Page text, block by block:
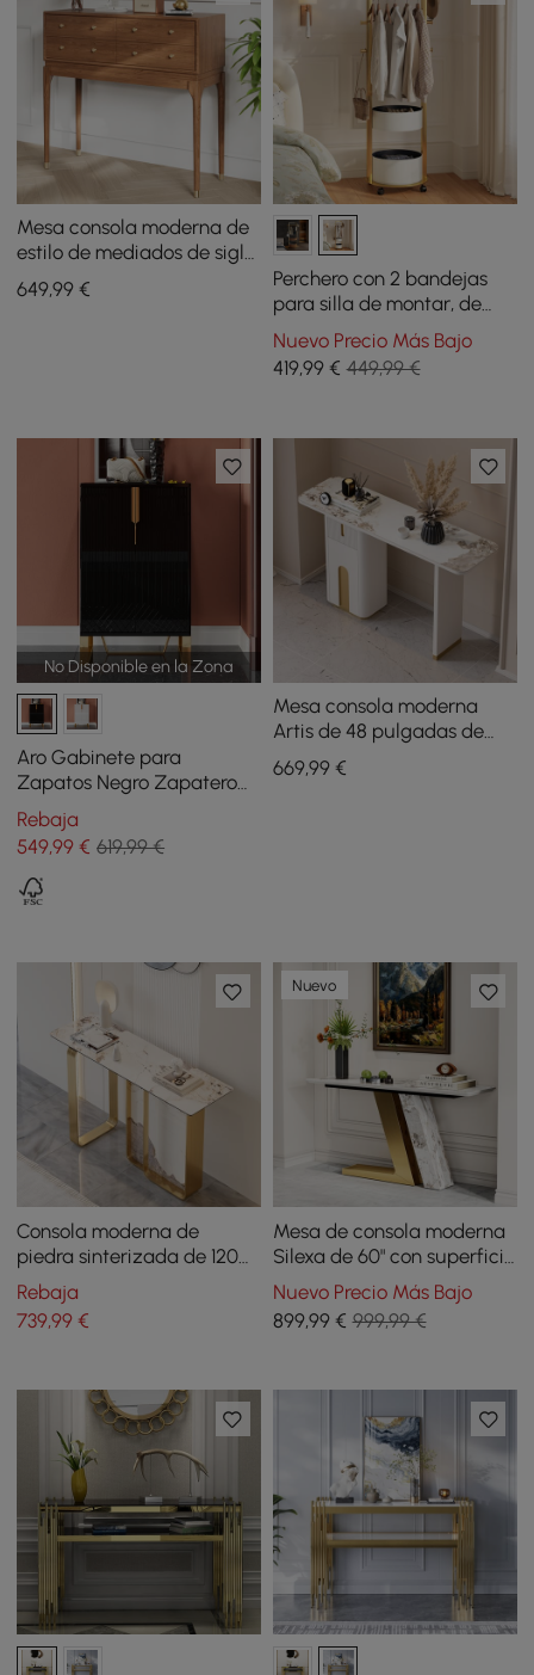
Mesa consola moderna de
estilo de mediados de siglo,
1000 mm, mesa de entrada
de madera de nogal con 4
649,99 €
Perchero con 2 bandejas
para silla de montar, de
piel, tipo árbol
Nuevo Precio Más Bajo
419,99€ 449,99 €
No Disponible en la Zona
Aro Gabinete para
Zapatos Negro Zapatero
de Entrada Rectangular
con 12 Estantes
Rebaja
549,99 € 619,99 €
Mesa consola moderna
Artis de 48 pulgadas de
piedra sinterizada con
almacenamiento para
669,99€
Consola moderna de
piedra sinterizada de 1200
mm de ancho con marco
de acero inoxidable dorado
Rebaja
739,99 €
Nuevo
Mesa de consola moderna
Silexa de 60" con superficie
de piedra sinterizada
blanca
Nuevo Precio Más Bajo
899,99€ 999,99 €